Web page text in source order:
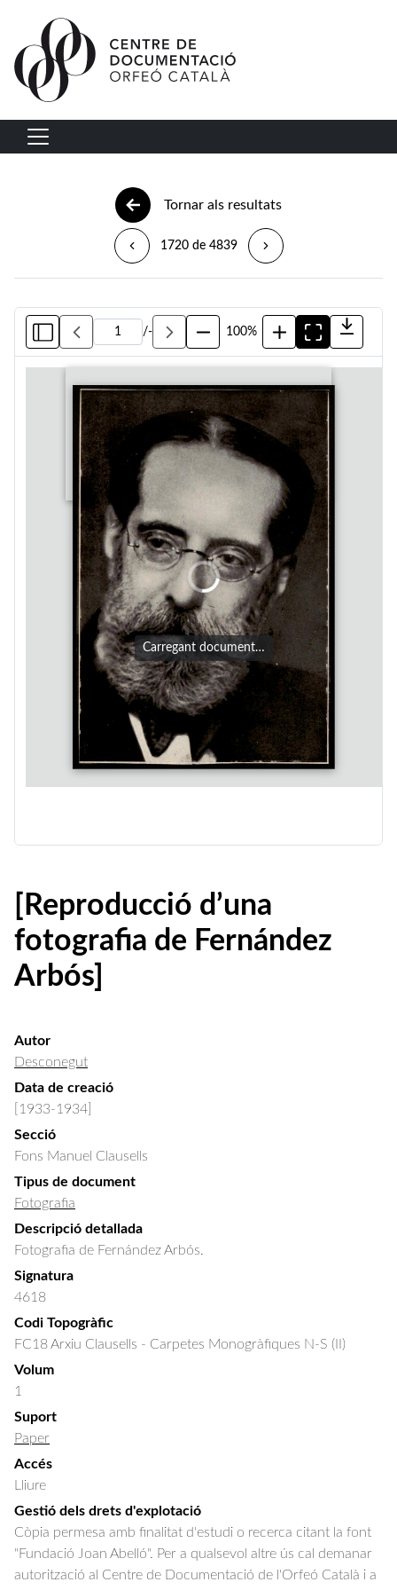
Vés al contingut
Navegació principal
Tornar als resultats
1720 de 4839
/- 100%
Carregant document…
[Reproducció d’una
fotografia de Fernández
Arbós]
Autor
Desconegut
Data de creació
[1933-1934]
Secció
Fons Manuel Clausells
Tipus de document
Fotografia
Descripció detallada
Fotografia de Fernández Arbós.
Signatura
4618
Codi Topogràfic
FC18 Arxiu Clausells - Carpetes Monogràfiques N-S (II)
Volum
1
Suport
Paper
Accés
Lliure
Gestió dels drets d'explotació
Còpia permesa amb finalitat d'estudi o recerca citant la font
"Fundació Joan Abelló". Per a qualsevol altre ús cal demanar
autorització al Centre de Documentació de l'Orfeó Català i a